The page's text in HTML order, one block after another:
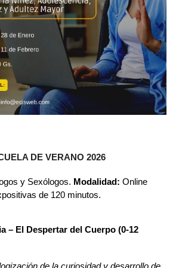
DE VERANO 2026
y Sexólogos. Modalidad: Online
de 120 minutos.
– El Despertar del Cuerpo (0-12
de la curiosidad y desarrollo de